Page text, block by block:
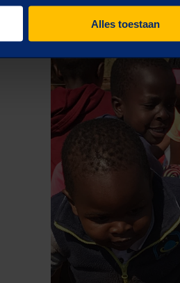
Alles toestaan